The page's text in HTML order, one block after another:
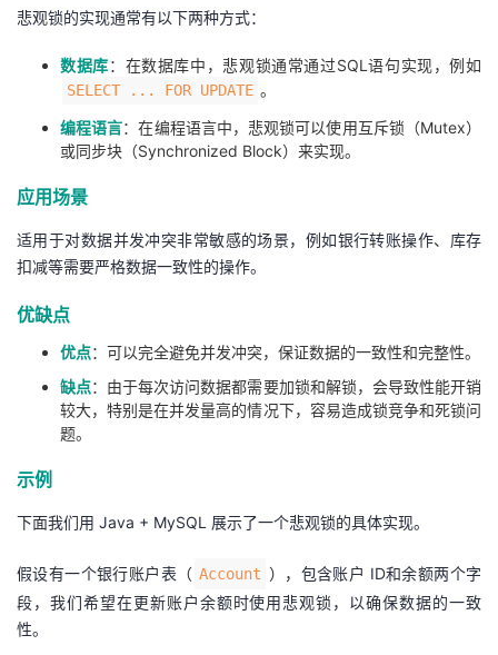
注
开
发
者
我
的
课
我
的
我
的
Programs
我
的
支
持
的
技
术
我
的
云
悲观锁的实现通常有以下两种方式：
数据库：在数据库中，悲观锁通常通过SQL语句实现，例如
SELECT ... FOR UPDATE 。
编程语言：在编程语言中，悲观锁可以使用互斥锁（Mutex）
或同步块（Synchronized Block）来实现。
应用场景
适用于对数据并发冲突非常敏感的场景，例如银行转账操作、库存
扣减等需要严格数据一致性的操作。
优缺点
优点：可以完全避免并发冲突，保证数据的一致性和完整性。
缺点：由于每次访问数据都需要加锁和解锁，会导致性能开销
较大，特别是在并发量高的情况下，容易造成锁竞争和死锁问
题。
示例
下面我们用 Java + MySQL 展示了一个悲观锁的具体实现。
假设有一个银行账户表（ Account ），包含账户 ID和余额两个字
段，我们希望在更新账户余额时使用悲观锁，以确保数据的一致
性。